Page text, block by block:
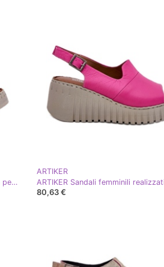
ARTIKER Sandali da donna realizzati in pelle naturale per un cuneo artker 54c0788 beige scuro
ARTIKER
80,63 €